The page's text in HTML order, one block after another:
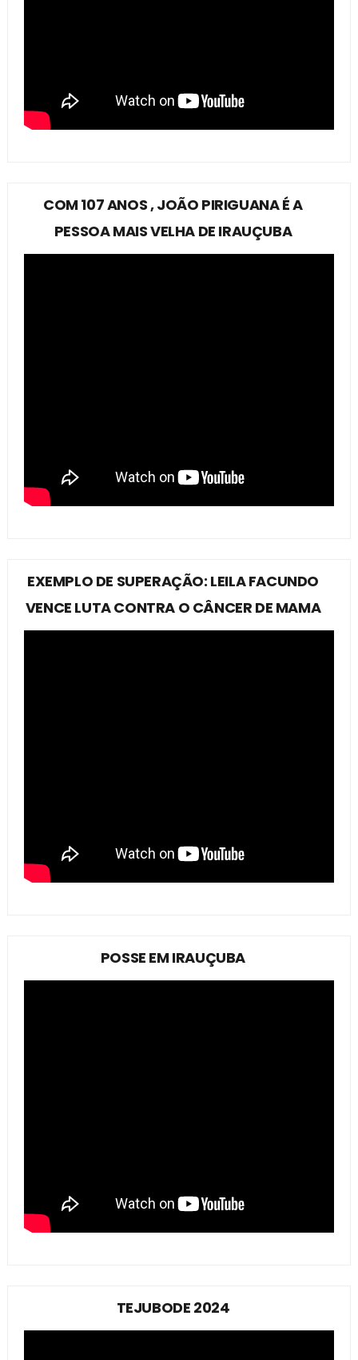
COM 107 ANOS , JOÃO PIRIGUANA É A
PESSOA MAIS VELHA DE IRAUÇUBA
EXEMPLO DE SUPERAÇÃO: LEILA FACUNDO
VENCE LUTA CONTRA O CÂNCER DE MAMA
POSSE EM IRAUÇUBA
TEJUBODE 2024